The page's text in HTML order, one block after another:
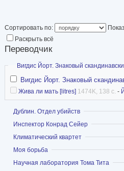
таких известных
Линделл, Томас
в Москве, а также
в «Скандинавской
ВК
Facebook
ФантЛаб
Сортировать по:
Раскрыть всё
Переводчик
Скрыть
Вигдис Йорт. Знаковый
Вигдис Йорт. Знаковый
Жива ли мать [litres] 1474K, 138 с. -
Показать
Дублин. Отдел убийств
Показать
Инспектор Конрад Сейер
Показать
Климатический квартет
Показать
Моя борьба
Показать
Научная лаборатория Тома Тита